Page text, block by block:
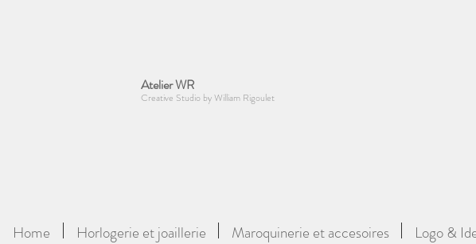
Atelier WR
Creative Studio by William Rigoulet
Home Horlogerie et joaillerie Maroquinerie et accesoires Logo &